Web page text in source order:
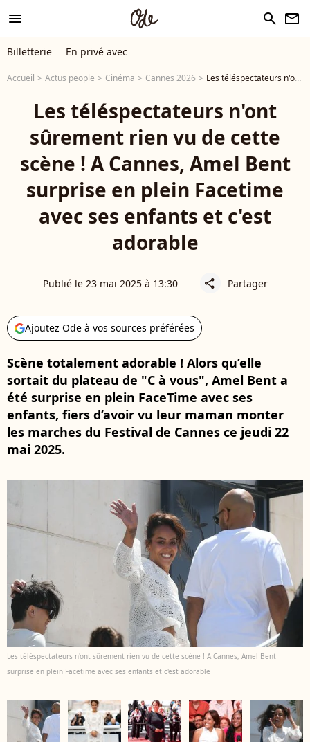
menu search newsletter
Billetterie En privé avec
Accueil Actus people Cinéma Cannes 2026 Les téléspectateurs n'ont sûrement rien vu de cette scène ! A Cannes, Amel Bent surprise en plein Facetime avec ses enfants et c'est adorable
Les téléspectateurs n'ont
sûrement rien vu de cette
scène ! A Cannes, Amel Bent
surprise en plein Facetime
avec ses enfants et c'est
adorable
Publié le 23 mai 2025 à 13:30 share Partager
Ajoutez Ode à vos sources préférées
Scène totalement adorable ! Alors qu’elle
sortait du plateau de "C à vous", Amel Bent a
été surprise en plein FaceTime avec ses
enfants, fiers d’avoir vu leur maman monter
les marches du Festival de Cannes ce jeudi 22
mai 2025.
Les téléspectateurs n'ont sûrement rien vu de cette scène ! A Cannes, Amel Bent
surprise en plein Facetime avec ses enfants et c'est adorable